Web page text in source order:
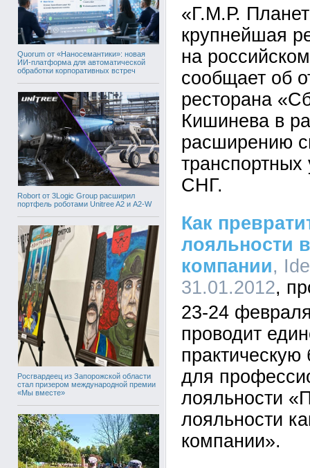
Quorum от «Наносемантики»: новая
ИИ-платформа для автоматической
обработки корпоративных встреч
Robort от 3Logic Group расширил
портфель роботами Unitree A2 и A2-W
Росгвардеец из Запорожской области
стал призером международной премии
«Мы вместе»
«Г.М.Р.
крупнейшая
на
сообщает об
ресторана
Кишинева в
расширению
транспортных
СНГ.
Как
лояльности
компании,
31.01.2012
23-24
проводит
для
лояльности
лояльности
компании».